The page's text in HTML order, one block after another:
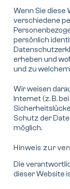
Wenn Sie diese
verschiedene
persönlich
erheben und
und zu
Wir weisen
Internet (z. B.
Schutz der
möglich.
Hinweis zur
Die
dieser Website